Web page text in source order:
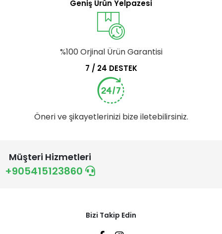
Geniş Ürün Yelpazesi
%100 Orjinal Ürün Garantisi
7 / 24 DESTEK
Öneri ve şikayetlerinizi bize iletebilirsiniz.
Müşteri Hizmetleri
+905415123860
Bizi Takip Edin